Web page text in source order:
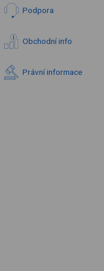
Podpora
Obchodní info
Právní informace